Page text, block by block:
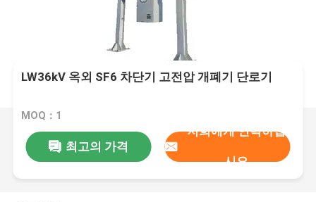
LW36kV 옥외 SF6 차단기 고전압 개폐기 단로기
MOQ：1
최고의 가격
저희에게 연락하십
시오